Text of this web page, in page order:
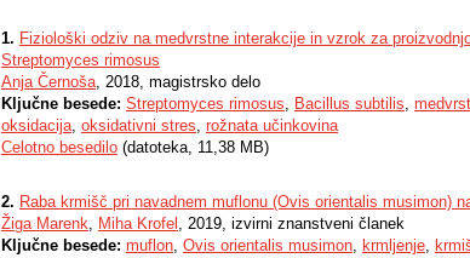
1. Fiziološki odziv na medvrstne interakcije in vzrok za
Streptomyces rimosus
Anja Černoša, 2018, magistrsko delo
Ključne besede: Streptomyces rimosus, Bacillus subtilis,
oksidacija, oksidativni stres, rožnata učinkovina
Celotno besedilo (datoteka, 11,38 MB)
2. Raba krmišč pri navadnem muflonu (Ovis orientalis musimon)
Žiga Marenk, Miha Krofel , 2019, izvirni znanstveni članek
Ključne besede: muflon, Ovis orientalis musimon, krmljenje,